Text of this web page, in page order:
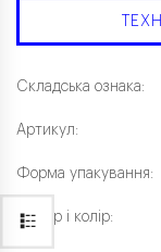
Складська ознака:
Артикул:
Форма упакування:
Розмір і колір: